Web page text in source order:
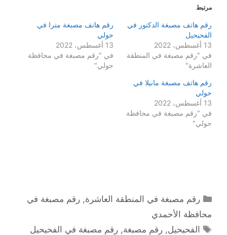
مرتبط
رقم هاتف مصبغة الدكتور في
الفحيحيل
13 أغسطس، 2022
في "رقم مصبغة في المنطقة
العاشرة"
رقم هاتف مصبغة مترا في
حولي
13 أغسطس، 2022
في "رقم مصبغة في محافظة
حولي"
رقم هاتف مصبغة مانيلا في
حولي
13 أغسطس، 2022
في "رقم مصبغة في محافظة
حولي"
التصنيفات
رقم مصبغة في المنطقة العاشرة,رقم مصبغة في
محافظة الأحمدي
الوسوم
الفحيحيل,رقم مصبغة,رقم مصبغة في الفحيحيل